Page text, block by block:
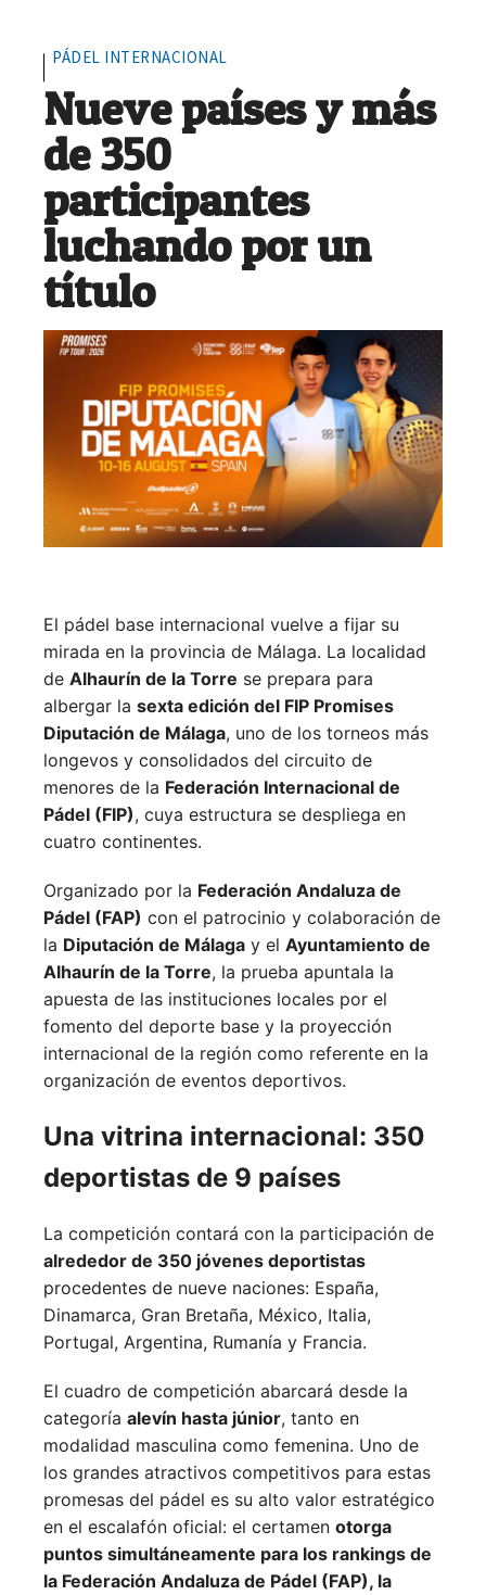
PÁDEL INTERNACIONAL
Nueve países y más
de 350
participantes
luchando por un
título
El pádel base internacional vuelve a fijar su
mirada en la provincia de Málaga. La localidad
de Alhaurín de la Torre se prepara para
albergar la sexta edición del FIP Promises
Diputación de Málaga, uno de los torneos más
longevos y consolidados del circuito de
menores de la Federación Internacional de
Pádel (FIP), cuya estructura se despliega en
cuatro continentes.
Organizado por la Federación Andaluza de
Pádel (FAP) con el patrocinio y colaboración de
la Diputación de Málaga y el Ayuntamiento de
Alhaurín de la Torre, la prueba apuntala la
apuesta de las instituciones locales por el
fomento del deporte base y la proyección
internacional de la región como referente en la
organización de eventos deportivos.
Una vitrina internacional: 350
deportistas de 9 países
La competición contará con la participación de
alrededor de 350 jóvenes deportistas
procedentes de nueve naciones: España,
Dinamarca, Gran Bretaña, México, Italia,
Portugal, Argentina, Rumanía y Francia.
El cuadro de competición abarcará desde la
categoría alevín hasta júnior, tanto en
modalidad masculina como femenina. Uno de
los grandes atractivos competitivos para estas
promesas del pádel es su alto valor estratégico
en el escalafón oficial: el certamen otorga
puntos simultáneamente para los rankings de
la Federación Andaluza de Pádel (FAP), la